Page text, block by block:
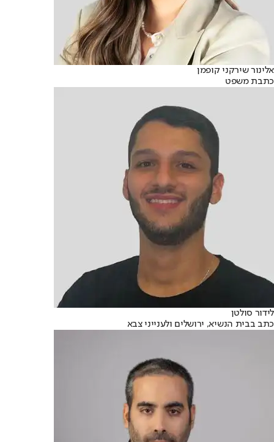
אלינור שירקני קופמן
כתבת משפט
לידור סולטן
כתב בבית הנשיא, ירושלים ולענייני צבא